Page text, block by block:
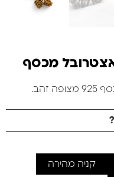
אצטרובל מכסף
זהב.
קניה מהירה